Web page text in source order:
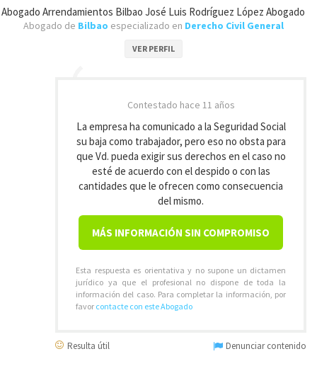
Abogado Arrendamientos Bilbao José Luis Rodríguez López Abogado
Abogado de Bilbao especializado en Derecho Civil General
VER PERFIL
Contestado hace 11 años
La empresa ha comunicado a la Seguridad Social
su baja como trabajador, pero eso no obsta para
que Vd. pueda exigir sus derechos en el caso no
esté de acuerdo con el despido o con las
cantidades que le ofrecen como consecuencia
del mismo.
MÁS INFORMACIÓN SIN COMPROMISO
Esta respuesta es orientativa y no supone un dictamen
jurídico ya que el profesional no dispone de toda la
información del caso. Para completar la información, por
favor contacte con este Abogado
Resulta útil Denunciar contenido